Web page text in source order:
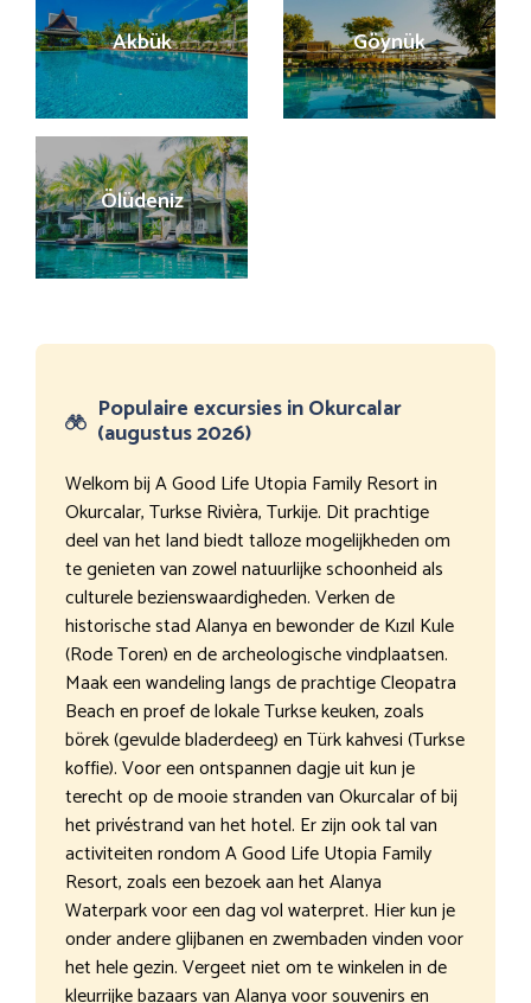
Akbük Göynük
Ölüdeniz
Populaire excursies in Okurcalar
(augustus 2026)
Welkom bij A Good Life Utopia Family Resort in
Okurcalar, Turkse Rivièra, Turkije. Dit prachtige
deel van het land biedt talloze mogelijkheden om
te genieten van zowel natuurlijke schoonheid als
culturele bezienswaardigheden. Verken de
historische stad Alanya en bewonder de Kızıl Kule
(Rode Toren) en de archeologische vindplaatsen.
Maak een wandeling langs de prachtige Cleopatra
Beach en proef de lokale Turkse keuken, zoals
börek (gevulde bladerdeeg) en Türk kahvesi (Turkse
koffie). Voor een ontspannen dagje uit kun je
terecht op de mooie stranden van Okurcalar of bij
het privéstrand van het hotel. Er zijn ook tal van
activiteiten rondom A Good Life Utopia Family
Resort, zoals een bezoek aan het Alanya
Waterpark voor een dag vol waterpret. Hier kun je
onder andere glijbanen en zwembaden vinden voor
het hele gezin. Vergeet niet om te winkelen in de
kleurrijke bazaars van Alanya voor souvenirs en